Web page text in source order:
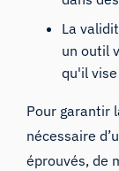
La
un outil
qu'il
Pour garantir
nécessaire
éprouvés, de